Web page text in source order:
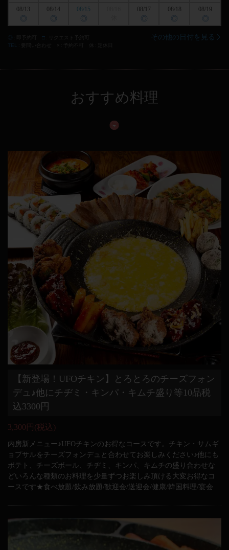
08/13
◎
08/14
◎
08/15
◎
08/17
◎ ◎
08/19
◎
□
TEL
要問い合わせ 休 定休日
その他の日付を見る
おすすめ料理
【新登場！UFOチキン】とろとろのチーズフォン
デュ♪他にチヂミ・キンパ・キムチ盛り等10品税
込3300円
3,300円 (税込)
内房新メニュー♪UFOチキンのお得なコースです。チキン・サムギ
ョプサルをチーズフォンデュと合わせてお楽しみください♪他にも
ポテト、チーズボール、チヂミ、キンパ、キムチの盛り合わせな
どいろんな種類のお料理を少量ずつお楽しみ頂ける大変お得なコ
ースです★食べ放題/飲み放題/歓迎会/送迎会/健康/韓国料理/宴会